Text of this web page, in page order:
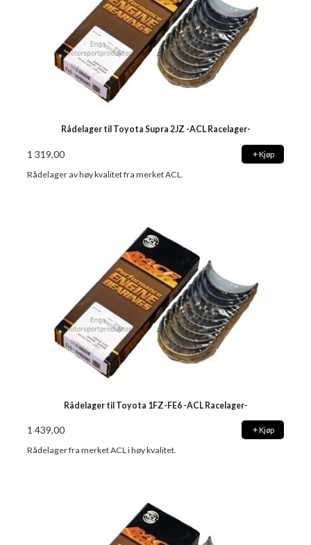
Rådelager til Toyota Supra 2JZ -ACL Racelager-
1 319,00 Kjøp
Rådelager av høy kvalitet fra merket ACL.
Rådelager til Toyota 1FZ-FE6 -ACL Racelager-
1 439,00 Kjøp
Rådelager fra merket ACL i høy kvalitet.